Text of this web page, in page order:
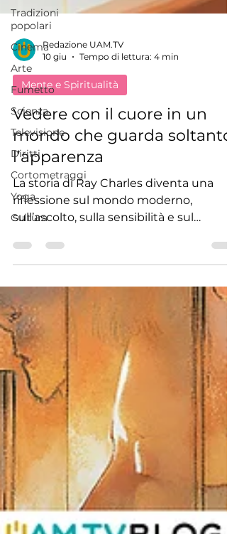
Tradizioni
popolari
Cinema
Arte
Fumetto
Scienza
Televisione
Diritti
Cortometraggi
Yoga
Cultura
Redazione UAM.TV
10 giu
Tempo di lettura: 4 min
Mente e Spiritualità
Vedere con il cuore in un
mondo che guarda soltanto
l’apparenza
La storia di Ray Charles diventa una
sull’ascolto, sulla sensibilità e sul
bisogno di tornare a sentire davvero sé